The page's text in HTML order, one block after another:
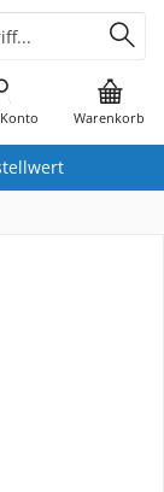
Warenkorb